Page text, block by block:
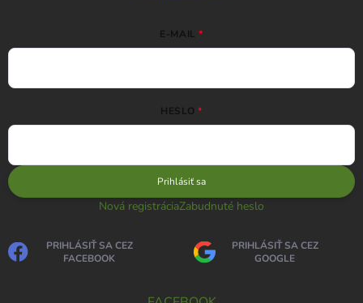
E-MAIL
HESLO
Prihlásiť sa
Nová registráciaZabudnuté heslo
PRIHLÁSIŤ SA CEZ
FACEBOOK
PRIHLÁSIŤ SA CEZ
GOOGLE